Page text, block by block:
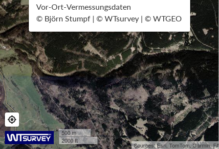
500 m
2000 ft
Sources: Esri, TomTom, Garmin,
Vor-Ort-Vermessungsdaten
© Björn Stumpf | © WTsurvey | © WTGEO